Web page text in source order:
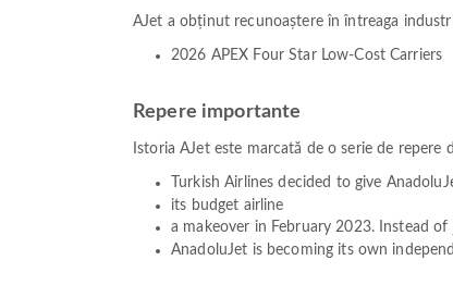
AJet a obținut recunoaștere în întreaga
2026 APEX Four Star Low-Cost Carriers
Repere importante
Istoria AJet este marcată de o serie de
Turkish Airlines decided to give
its budget airline
a makeover in February 2023. Instead
AnadoluJet is becoming its own